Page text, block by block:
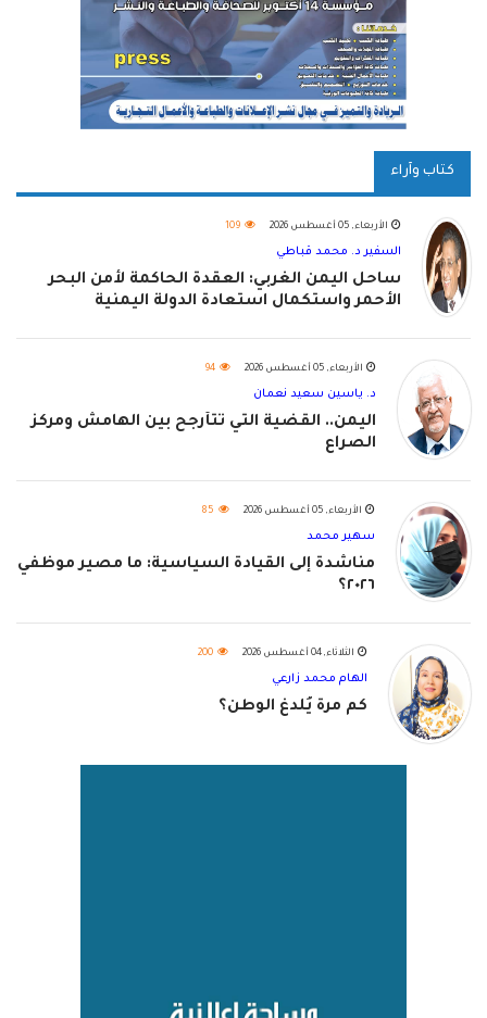
كتاب وآراء
الأربعاء, 05 أغسطس 2026 109
السفير د. محمد قباطي
ساحل اليمن الغربي: العقدة الحاكمة لأمن البحر
الأحمر واستكمال استعادة الدولة اليمنية
الأربعاء, 05 أغسطس 2026 94
د. ياسين سعيد نعمان
اليمن.. القضية التي تتأرجح بين الهامش ومركز
الصراع
الأربعاء, 05 أغسطس 2026 85
سهير محمد
مناشدة إلى القيادة السياسية: ما مصير موظفي
٢٠٢٦؟
الثلاثاء, 04 أغسطس 2026 200
الهام محمد زارعي
كم مرة يُلدغ الوطن؟